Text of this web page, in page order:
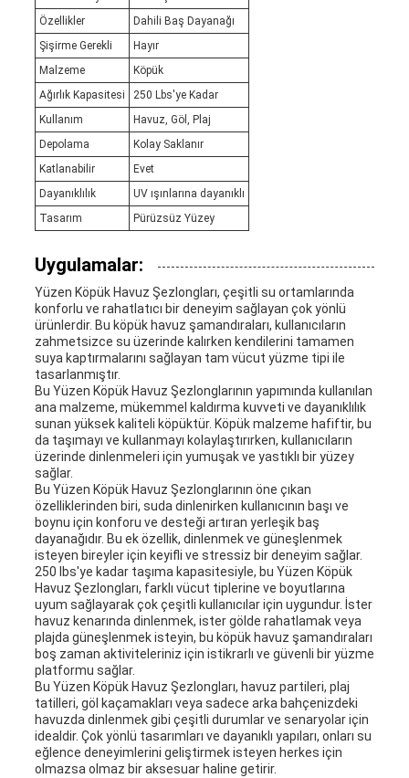
Özellikler
Dahili Baş Dayanağı
Şişirme Gerekli
Hayır
Malzeme
Köpük
Ağırlık Kapasitesi
250 Lbs'ye Kadar
Kullanım
Havuz, Göl, Plaj
Depolama
Kolay Saklanır
Katlanabilir
Evet
Dayanıklılık
UV ışınlarına dayanıklı
Tasarım
Pürüzsüz Yüzey
Uygulamalar:
Yüzen Köpük Havuz Şezlongları, çeşitli su ortamlarında
konforlu ve rahatlatıcı bir deneyim sağlayan çok yönlü
ürünlerdir. Bu köpük havuz şamandıraları, kullanıcıların
zahmetsizce su üzerinde kalırken kendilerini tamamen
suya kaptırmalarını sağlayan tam vücut yüzme tipi ile
tasarlanmıştır.
Bu Yüzen Köpük Havuz Şezlonglarının yapımında kullanılan
ana malzeme, mükemmel kaldırma kuvveti ve dayanıklılık
sunan yüksek kaliteli köpüktür. Köpük malzeme hafiftir, bu
da taşımayı ve kullanmayı kolaylaştırırken, kullanıcıların
üzerinde dinlenmeleri için yumuşak ve yastıklı bir yüzey
sağlar.
Bu Yüzen Köpük Havuz Şezlonglarının öne çıkan
özelliklerinden biri, suda dinlenirken kullanıcının başı ve
boynu için konforu ve desteği artıran yerleşik baş
dayanağıdır. Bu ek özellik, dinlenmek ve güneşlenmek
isteyen bireyler için keyifli ve stressiz bir deneyim sağlar.
250 lbs'ye kadar taşıma kapasitesiyle, bu Yüzen Köpük
Havuz Şezlongları, farklı vücut tiplerine ve boyutlarına
uyum sağlayarak çok çeşitli kullanıcılar için uygundur. İster
havuz kenarında dinlenmek, ister gölde rahatlamak veya
plajda güneşlenmek isteyin, bu köpük havuz şamandıraları
boş zaman aktiviteleriniz için istikrarlı ve güvenli bir yüzme
platformu sağlar.
Bu Yüzen Köpük Havuz Şezlongları, havuz partileri, plaj
tatilleri, göl kaçamakları veya sadece arka bahçenizdeki
havuzda dinlenmek gibi çeşitli durumlar ve senaryolar için
idealdir. Çok yönlü tasarımları ve dayanıklı yapıları, onları su
eğlence deneyimlerini geliştirmek isteyen herkes için
olmazsa olmaz bir aksesuar haline getirir.